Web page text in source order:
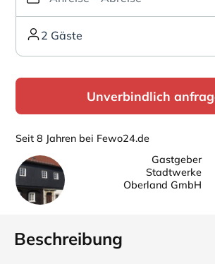
2 Gäste
Unverbindlich
Seit 8 Jahren bei Fewo24.de
Gastgeber
Stadtwerke
Oberland GmbH
Beschreibung